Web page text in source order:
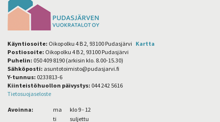
Käyntiosoite: Oikopolku 4 B 2, 93100 Pudasjärvi Kartta
Postiosoite: Oikopolku 4 B 2, 93100 Pudasjärvi
Puhelin: 050 409 8190 (arkisin klo. 8.00-15.30)
Sähköposti: asuntotoimisto@pudasjarvi.fi
Y-tunnus: 0233813-6
Kiinteistöhuollon päivystys: 044 242 5616
Tietosuojaseloste
Avoinna: ma
klo 9 - 12
ti
suljettu